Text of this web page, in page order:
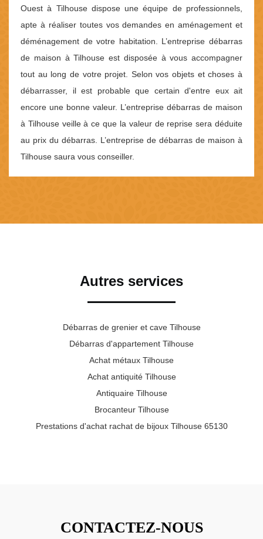
Ouest à Tilhouse dispose une équipe de professionnels,
apte à réaliser toutes vos demandes en aménagement et
déménagement de votre habitation. L’entreprise débarras
de maison à Tilhouse est disposée à vous accompagner
tout au long de votre projet. Selon vos objets et choses à
débarrasser, il est probable que certain d'entre eux ait
encore une bonne valeur. L’entreprise débarras de maison
à Tilhouse veille à ce que la valeur de reprise sera déduite
au prix du débarras. L’entreprise de débarras de maison à
Tilhouse saura vous conseiller.
Autres services
Débarras de grenier et cave Tilhouse
Débarras d'appartement Tilhouse
Achat métaux Tilhouse
Achat antiquité Tilhouse
Antiquaire Tilhouse
Brocanteur Tilhouse
Prestations d'achat rachat de bijoux Tilhouse 65130
CONTACTEZ-NOUS